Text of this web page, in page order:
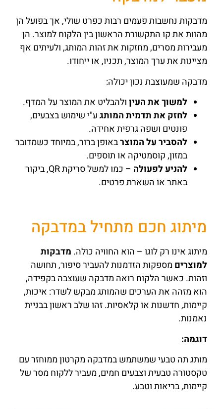
מדבקות נחשבות פעמים רבות כפרט שולי, אך בפועל הן
מהוות את קו התקשורת הראשון בין הלקוח למוצר. הן
מעבירות מסרים, מחזקות את זהות המותג, ולעיתים אף
מציינות את ערך המוצר, תכניו, או ייחודו.
מדבקה שמעוצבת נכון יכולה:
למשוך את העיןולהבליט את המוצר על המדף.
לחזק את תדמית המותגע"י שימוש בצבעים,
פונטים ושפה גרפית אחידה.
להסביר על המוצרבאופן ברור, במיוחד כשמדובר
במזון, קוסמטיקה או תוספים.
להניע לפעולה
– כמו למשל סריקת QR, ביקור
באתר או השארת פרטים.
מיתוג חכם מתחיל במדבקה
מיתוג אינו רק לוגו – הוא החוויה כולה. מדבקות
למוצרים מספקות הזדמנות להעביר סיפור, תחושה
וזהות. כאשר הלקוח רואה מדבקה שעוצבה בקפידה,
הוא מזהה את הערכים שהמותג מבקש לשדר: איכות,
קיימות, חדשנות או קלאסיות. זהו שלב ראשון בבניית
נאמנות.
דוגמה:
מותג תה טבעי שמשתמש במדבקה מקרטון ממוחזר עם
טקסטורה טבעית וצבעים חמים, מעביר ללקוח מסר של
קיימות, בריאות וטבע.